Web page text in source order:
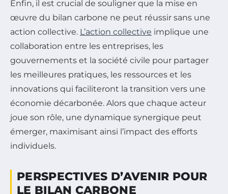
Enfin, il est crucial de souligner que la mise en
œuvre du bilan carbone ne peut réussir sans une
action collective. L’action collective implique une
collaboration entre les entreprises, les
gouvernements et la société civile pour partager
les meilleures pratiques, les ressources et les
innovations qui faciliteront la transition vers une
économie décarbonée. Alors que chaque acteur
joue son rôle, une dynamique synergique peut
émerger, maximisant ainsi l’impact des efforts
individuels.
PERSPECTIVES D’AVENIR POUR
LE BILAN CARBONE